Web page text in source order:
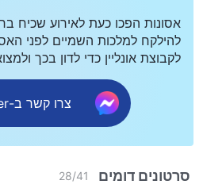
אסונות הפכו כעת לאירוע שכיח
להילקח למלכות השמיים לפני
לקבוצת אונליין כדי לדון בכך
צרו קשר ב-Messenger
סרטונים דומים 28/41